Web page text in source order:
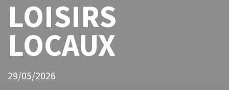
LOISIRS
LOCAUX
29/05/2026